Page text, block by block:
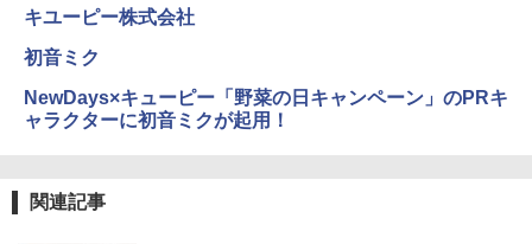
￥5,999
広げるだけ パッとサッとテント ブラックコ
ーティング フルクローズ メッシュ 3-4人用
￥-
DEWEL パラソル 大型 ビーチ アウトドアパ
ラソル ガーデン サイトシート付 折りたたみ
キユーピー株式会社
初音ミク
NewDays×キューピー「野菜の日キャンペーン」のPRキ
ャラクターに初音ミクが起用！
関連記事